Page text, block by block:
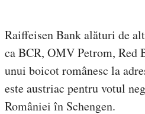
Raiffeisen Bank alături de
ca BCR, OMV Petrom, Red
unui boicot românesc la
este austriac pentru votul
României în Schengen.